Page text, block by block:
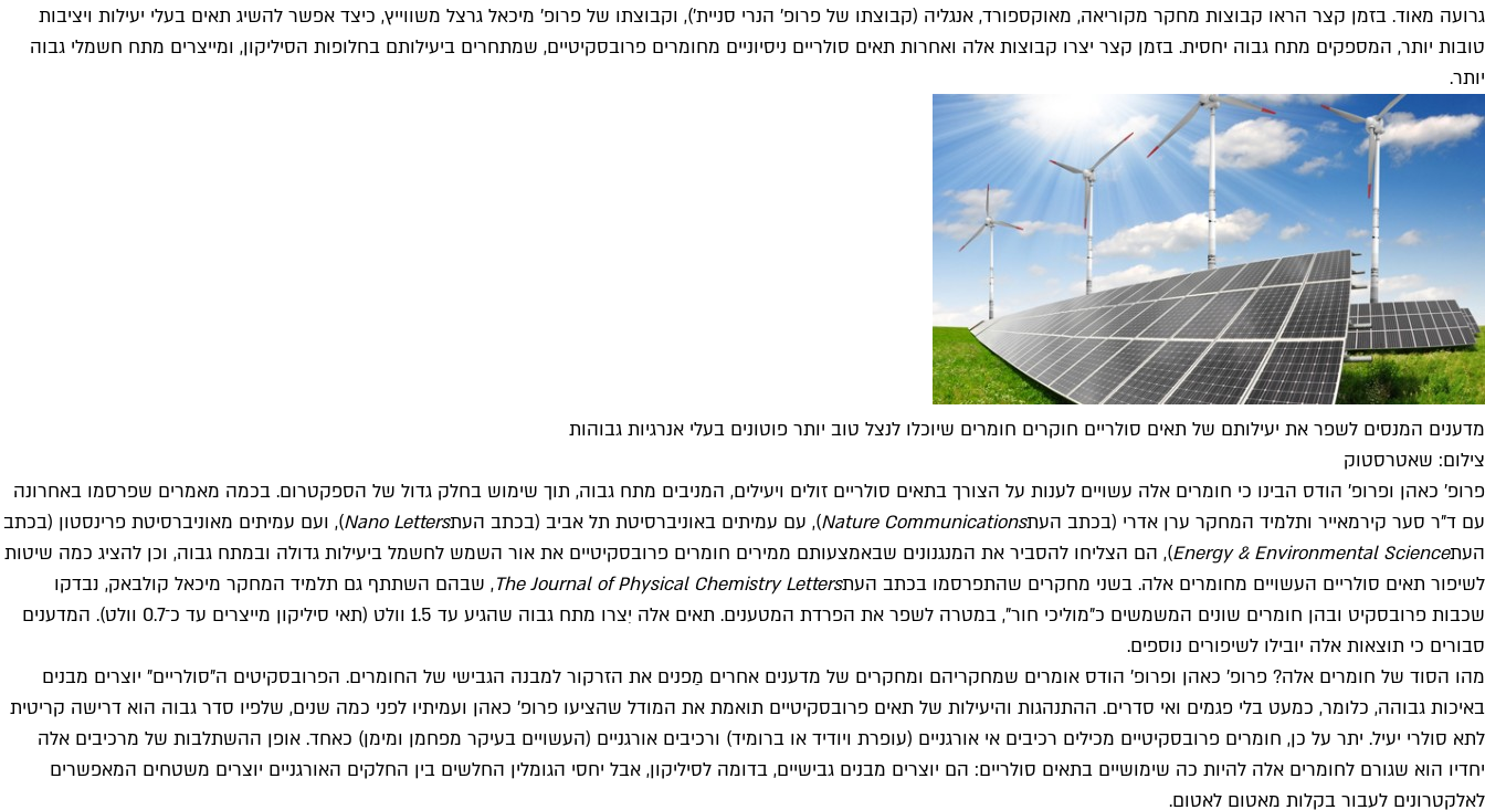
גרועה מאוד. בזמן קצר הראו קבוצות מחקר מקוריאה, מאוקספורד, אנגליה (קבוצתו של פרופ' הנרי סניית'), וקבוצתו של פרופ' מיכאל גרצל משווייץ, כיצד אפשר להשיג תאים בעלי יעילות ויציבות
טובות יותר, המספקים מתח גבוה יחסית. בזמן קצר יצרו קבוצות אלה ואחרות תאים סולריים ניסיוניים מחומרים פרובסקיטיים, שמתחרים ביעילותם בחלופות הסיליקון, ומייצרים מתח חשמלי גבוה
יותר.
מדענים המנסים לשפר את יעילותם של תאים סולריים חוקרים חומרים שיוכלו לנצל טוב יותר פוטונים בעלי אנרגיות גבוהות
צילום: שאטרסטוק
פרופ' כאהן ופרופ' הודס הבינו כי חומרים אלה עשויים לענות על הצורך בתאים סולריים זולים ויעילים, המניבים מתח גבוה, תוך שימוש בחלק גדול של הספקטרום. בכמה מאמרים שפרסמו באחרונה
עם ד"ר סער קירמאייר ותלמיד המחקר ערן אדרי (בכתב העתNature Communications), עם עמיתים באוניברסיטת תל אביב (בכתב העתNano Letters), ועם עמיתים מאוניברסיטת פרינסטון (בכתב
העתEnergy & Environmental Science), הם הצליחו להסביר את המנגנונים שבאמצעותם ממירים חומרים פרובסקיטיים את אור השמש לחשמל ביעילות גדולה ובמתח גבוה, וכן להציג כמה שיטות
לשיפור תאים סולריים העשויים מחומרים אלה. בשני מחקרים שהתפרסמו בכתב העתThe Journal of Physical Chemistry Letters, שבהם השתתף גם תלמיד המחקר מיכאל קולבאק, נבדקו
שכבות פרובסקיט ובהן חומרים שונים המשמשים כ"מוליכי חור", במטרה לשפר את הפרדת המטענים. תאים אלה יִצרו מתח גבוה שהגיע עד 1.5 וולט (תאי סיליקון מייצרים עד כ־0.7 וולט). המדענים
סבורים כי תוצאות אלה יובילו לשיפורים נוספים.
מהו הסוד של חומרים אלה? פרופ' כאהן ופרופ' הודס אומרים שמחקריהם ומחקרים של מדענים אחרים מַפנים את הזרקור למבנה הגבישי של החומרים. הפרובסקיטים ה"סולריים" יוצרים מבנים
באיכות גבוהה, כלומר, כמעט בלי פגמים ואי סדרים. ההתנהגות והיעילות של תאים פרובסקיטיים תואמת את המודל שהציעו פרופ' כאהן ועמיתיו לפני כמה שנים, שלפיו סדר גבוה הוא דרישה קריטית
לתא סולרי יעיל. יתר על כן, חומרים פרובסקיטיים מכילים רכיבים אי אורגניים (עופרת ויודיד או ברומיד) ורכיבים אורגניים (העשויים בעיקר מפחמן ומימן) כאחד. אופן ההשתלבות של מרכיבים אלה
יחדיו הוא שגורם לחומרים אלה להיות כה שימושיים בתאים סולריים: הם יוצרים מבנים גבישיים, בדומה לסיליקון, אבל יחסי הגומלין החלשים בין החלקים האורגניים יוצרים משטחים המאפשרים
לאלקטרונים לעבור בקלות מאטום לאטום.